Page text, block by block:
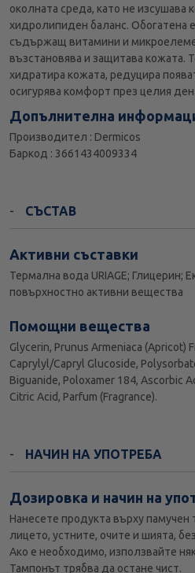
околната среда, като не изсушава
хидролипиден баланс. Обогатена е
съдържащ витамини и
възстановява и защитава кожата.
хидратира кожата, редуцира
осигурява комфорт през целия ден.
Допълнителна
Производител : Dermicos
Баркод : 3661434009334
СЪСТАВ
Активни съставки
Термална вода URIAGE; Глицерин;
повърхностно активни вещества
Помощни вещества
Glycerin, Prunus Armeniaca (Apricot)
Caprylyl/Capryl Glucoside,
Biguanide, Poloxamer 184, Ascorbic
Citric Acid, Parfum (Fragrance).
НАЧИН НА УПОТРЕБА
Дозировка и начин на
Нанесете продукта върху
лицето, устните, очите и шията,
Ако е необходимо, използвайте
Тампонът трябва да остане чист.